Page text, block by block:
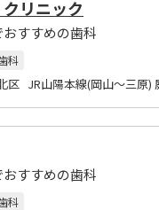
リニック
すすめの歯科
科
区 JR山陽本線(岡山～三原)
すすめの歯科
科